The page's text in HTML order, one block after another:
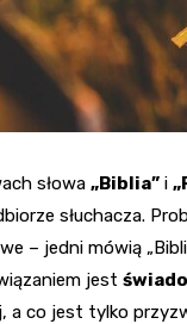
słowa „Biblia” i
słuchacza.
– jedni mówią
jest
co jest tylko